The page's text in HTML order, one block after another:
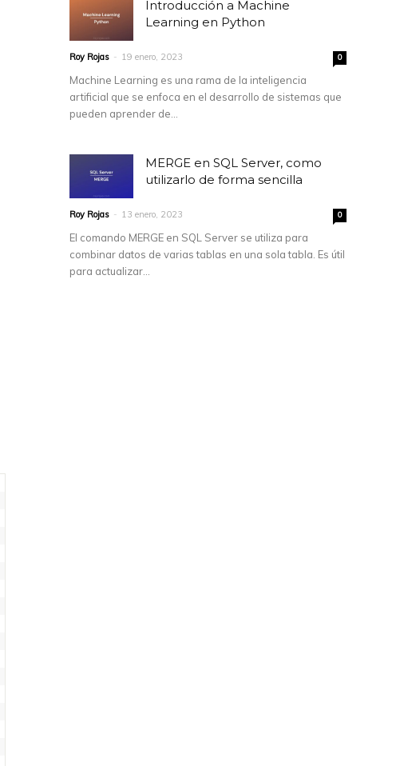
Introducción a Machine
Learning en Python
Roy Rojas - 19 enero, 2023 0
Machine Learning es una rama de la inteligencia
artificial que se enfoca en el desarrollo de sistemas que
pueden aprender de...
MERGE en SQL Server, como
utilizarlo de forma sencilla
Roy Rojas - 13 enero, 2023 0
El comando MERGE en SQL Server se utiliza para
combinar datos de varias tablas en una sola tabla. Es útil
para actualizar...